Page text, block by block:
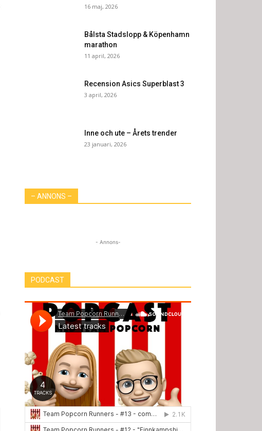
16 maj, 2026
Bålsta Stadslopp & Köpenhamn
marathon
11 april, 2026
Recension Asics Superblast 3
3 april, 2026
Inne och ute – Årets trender
23 januari, 2026
– ANNONS –
- Annons-
PODCAST